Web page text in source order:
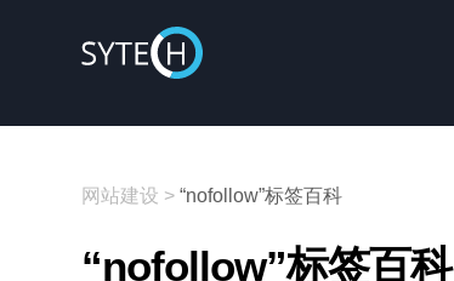
网站建设 >“nofollow”标签百科
“nofollow”标签百科